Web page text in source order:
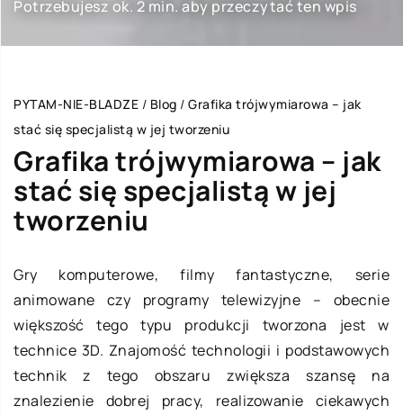
Potrzebujesz ok. 2 min. aby przeczytać ten wpis
PYTAM-NIE-BLADZE / Blog / Grafika trójwymiarowa – jak
stać się specjalistą w jej tworzeniu
Grafika trójwymiarowa – jak
stać się specjalistą w jej
tworzeniu
Gry komputerowe, filmy fantastyczne, serie
animowane czy programy telewizyjne – obecnie
większość tego typu produkcji tworzona jest w
technice 3D. Znajomość technologii i podstawowych
technik z tego obszaru zwiększa szansę na
znalezienie dobrej pracy, realizowanie ciekawych